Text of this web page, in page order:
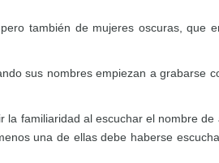
también de mujeres oscuras, que
sus nombres empiezan a grabarse
familiaridad al escuchar el nombre de
una de ellas debe haberse